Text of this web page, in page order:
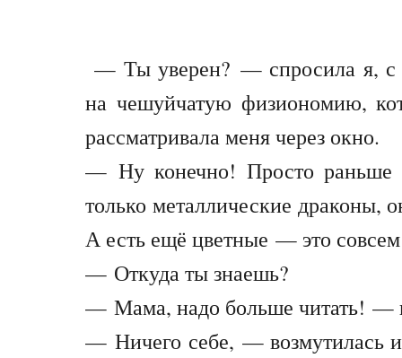
— Ты уверен? — спросила я, с
на чешуйчатую физиономию,
рассматривала меня через окно.
— Ну конечно! Просто раньше
только металлические драконы,
А есть ещё цветные — это совсем
— Откуда ты знаешь?
— Мама, надо больше читать! —
— Ничего себе, — возмутилась